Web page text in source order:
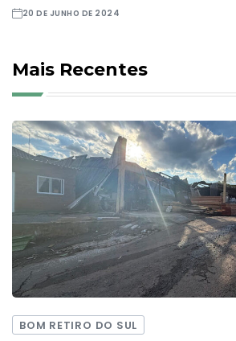
20 DE JUNHO DE 2024
Mais Recentes
BOM RETIRO DO SUL